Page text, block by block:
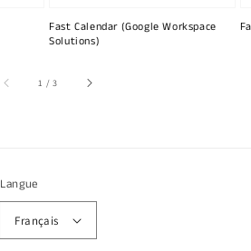
Fast Calendar (Google Workspace
Solutions)
1 /sur
3
Langue
Français